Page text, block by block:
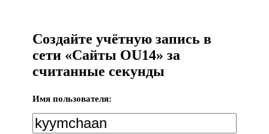
Создайте учётную запись в
сети «Сайты OU14» за
считанные секунды
Имя пользователя: